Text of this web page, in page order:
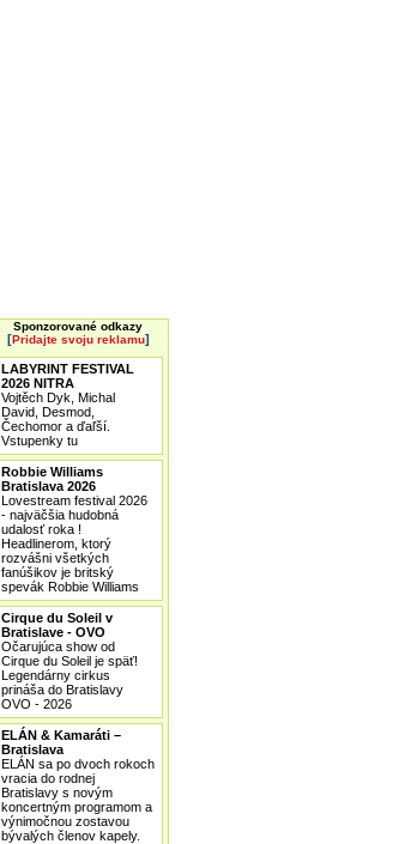
Sponzorované odkazy
[Pridajte svoju reklamu]
LABYRINT FESTIVAL
2026 NITRA
Vojtěch Dyk, Michal
David, Desmod,
Čechomor a ďaľší.
Vstupenky tu
Robbie Williams
Bratislava 2026
Lovestream festival 2026
- najväčšia hudobná
udalosť roka !
Headlinerom, ktorý
rozvášni všetkých
fanúšikov je britský
spevák Robbie Williams
Cirque du Soleil v
Bratislave - OVO
Očarujúca show od
Cirque du Soleil je späť!
Legendárny cirkus
prináša do Bratislavy
OVO - 2026
ELÁN & Kamaráti –
Bratislava
ELÁN sa po dvoch rokoch
vracia do rodnej
Bratislavy s novým
koncertným programom a
výnimočnou zostavou
bývalých členov kapely.